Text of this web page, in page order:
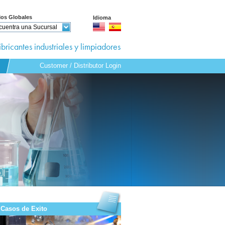
Globales
una Sucursal
Idioma
industriales y limpiadores
Customer / Distributor Login
Casos de Exito
Login